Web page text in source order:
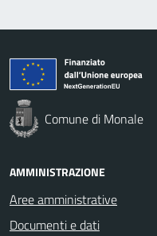
Comune di Monale
AMMINISTRAZIONE
Aree amministrative
Documenti e dati